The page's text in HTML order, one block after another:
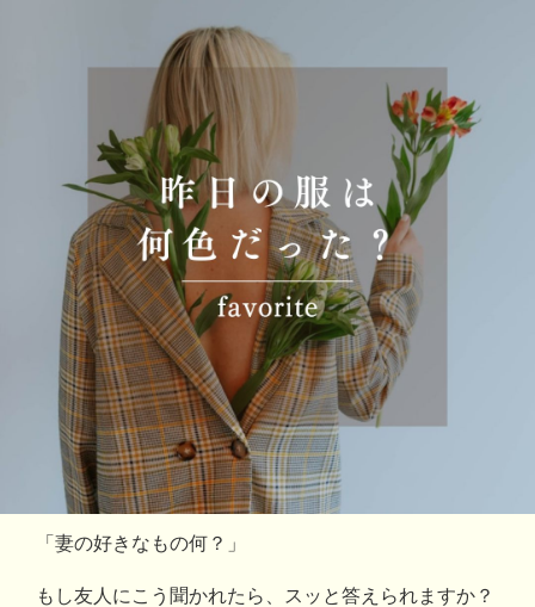
「妻の好きなもの何？」
もし友人にこう聞かれたら、スッと答えられますか？